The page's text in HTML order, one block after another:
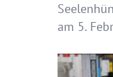
am 5.